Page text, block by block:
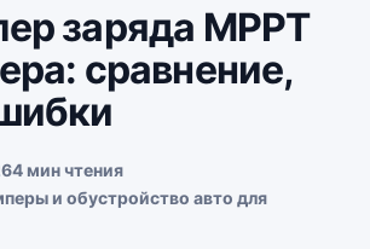
заряда MPPT
сравнение,
4 мин чтения
и обустройство авто для